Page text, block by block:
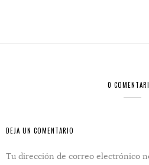
0
DEJA UN COMENTARIO
Tu dirección de correo electrónico